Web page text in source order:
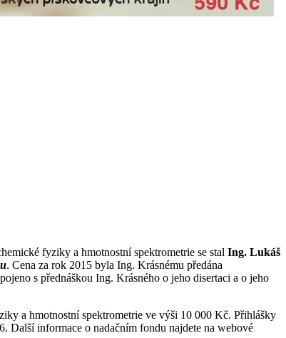
fyziky a hmotnostní spektrometrie se stal Ing. Lukáš
. Cena za rok 2015 byla Ing. Krásnému předána
s přednáškou Ing. Krásného o jeho disertaci a o jeho
a hmotnostní spektrometrie ve výši 10 000 Kč. Přihlášky
Další informace o nadačním fondu najdete na webové